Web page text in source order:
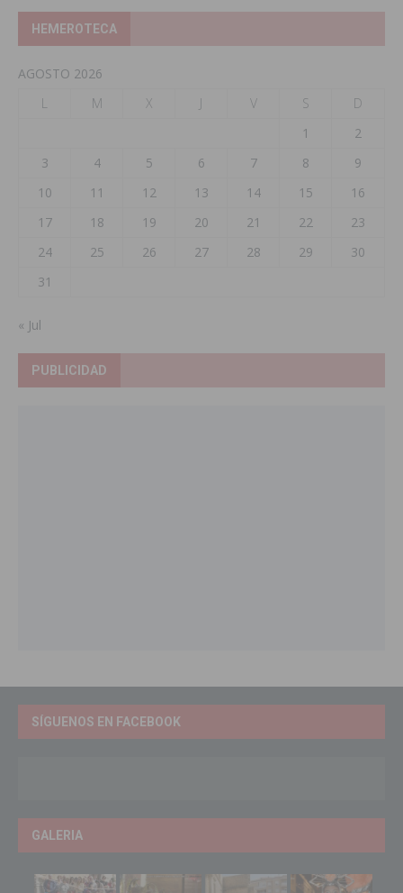
HEMEROTECA
AGOSTO 2026
L
M X J V S
D
1
2
3
4 5 6 7 8
9
10
11 12 13 14 15
16
17
18 19 20 21 22
23
24
25 26 27 28 29
30
31
« Jul
PUBLICIDAD
SÍGUENOS EN FACEBOOK
GALERIA